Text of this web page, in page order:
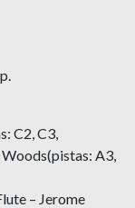
C2, C3,
A3,
– Jerome